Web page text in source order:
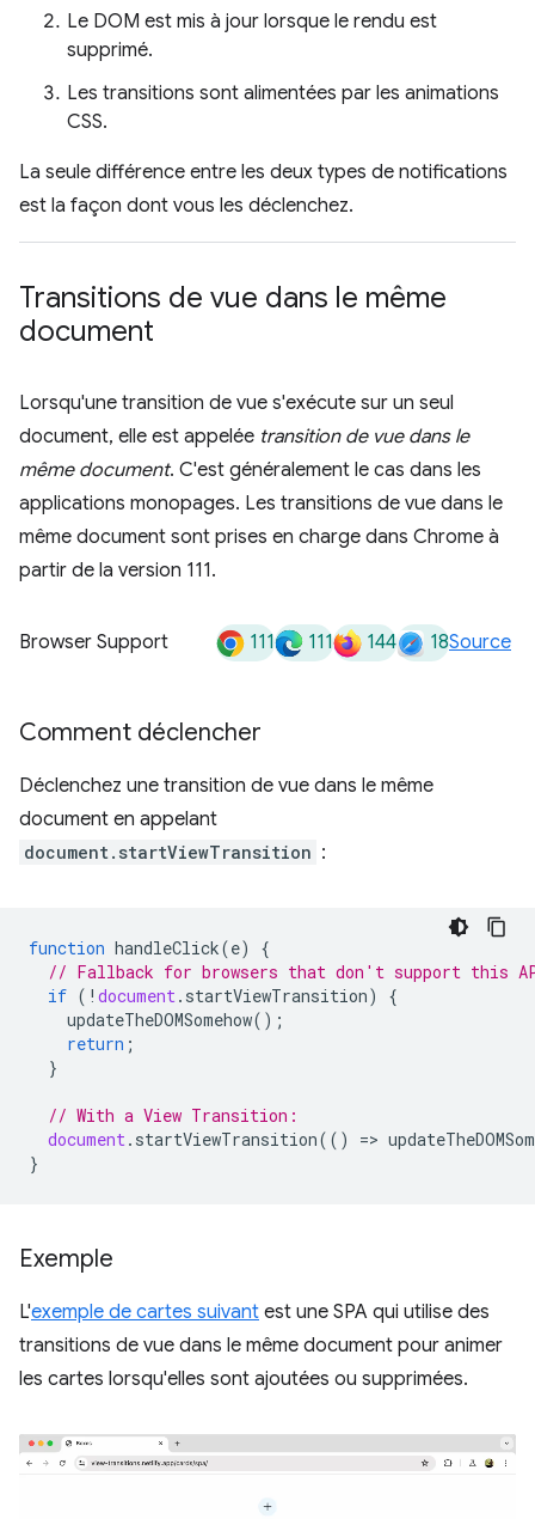
Le DOM est mis à jour lorsque le rendu est
supprimé.
Les transitions sont alimentées par les animations
CSS.
La seule différence entre les deux types de notifications
est la façon dont vous les déclenchez.
Transitions de vue dans le même
document
Lorsqu'une transition de vue s'exécute sur un seul
document, elle est appelée transition de vue dans le
même document. C'est généralement le cas dans les
applications monopages. Les transitions de vue dans le
même document sont prises en charge dans Chrome à
partir de la version 111.
Browser Support 111 111 144 18Source
Comment déclencher
Déclenchez une transition de vue dans le même
document en appelant
document.startViewTransition :
function handleClick(e)
{
// Fallback for browsers that don't support this
if ( ! document. startViewTransition)
{
updateTheDOMSomehow();
return ;
}
// With a View Transition:
document. startViewTransition(() =>
}
Exemple
L'exemple de cartes suivant est une SPA qui utilise des
transitions de vue dans le même document pour animer
les cartes lorsqu'elles sont ajoutées ou supprimées.